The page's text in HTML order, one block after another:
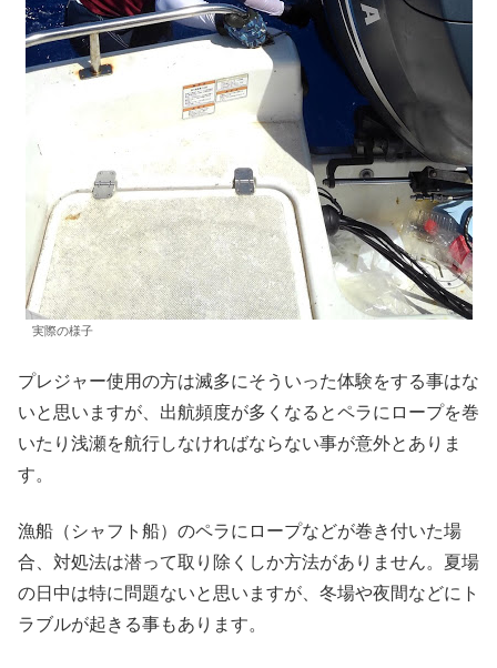
実際の様子
プレジャー使用の方は滅多にそういった体験をする事はな
いと思いますが、出航頻度が多くなるとペラにロープを巻
いたり浅瀬を航行しなければならない事が意外とありま
す。
漁船（シャフト船）のペラにロープなどが巻き付いた場
合、対処法は潜って取り除くしか方法がありません。夏場
の日中は特に問題ないと思いますが、冬場や夜間などにト
ラブルが起きる事もあります。